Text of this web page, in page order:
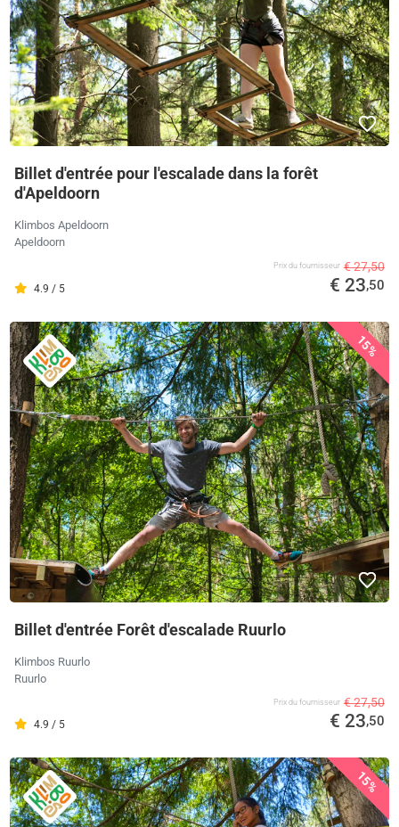
Billet d'entrée pour l'escalade dans la forêt
d'Apeldoorn
Klimbos Apeldoorn
Apeldoorn
4.9 / 5
Prix ​​du fournisseur € 27,50
€ 23,50
15%
Billet d'entrée Forêt d'escalade Ruurlo
Klimbos Ruurlo
Ruurlo
4.9 / 5
Prix ​​du fournisseur € 27,50
€ 23,50
15%